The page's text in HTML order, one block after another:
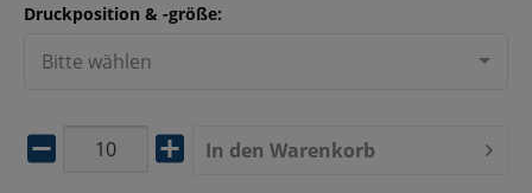
Druckposition & -größe:
Bitte wählen
In den Warenkorb